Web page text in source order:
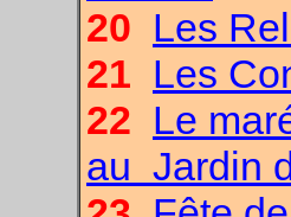
20 Les
21 Les
22 Le
au Jardin